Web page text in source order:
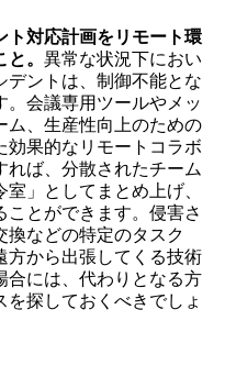
ト対応計画をリモート環
。 異常な状況下におい
デントは、制御不能とな
。会議専用ツールやメッ
ム、生産性向上のための
効果的なリモートコラボ
れば、分散されたチーム
」としてまとめ上げ、
とができます。侵害さ
換などの特定のタスク
方から出張してくる技術
合には、代わりとなる方
探しておくべきでしょ